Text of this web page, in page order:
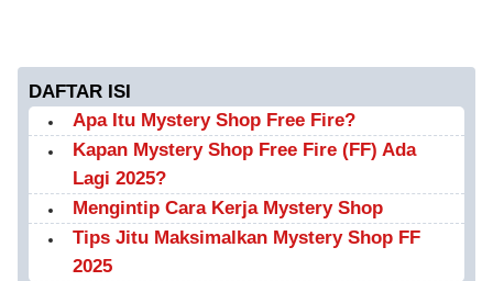
DAFTAR ISI
Apa Itu Mystery Shop Free Fire?
Kapan Mystery Shop Free Fire (FF) Ada
Lagi 2025?
Mengintip Cara Kerja Mystery Shop
Tips Jitu Maksimalkan Mystery Shop FF
2025